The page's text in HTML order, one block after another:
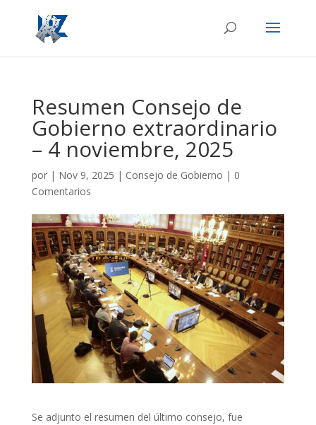
Resumen Consejo de
Gobierno extraordinario
– 4 noviembre, 2025
por | Nov 9, 2025 | Consejo de Gobierno | 0
Comentarios
Se adjunto el resumen del último consejo, fue